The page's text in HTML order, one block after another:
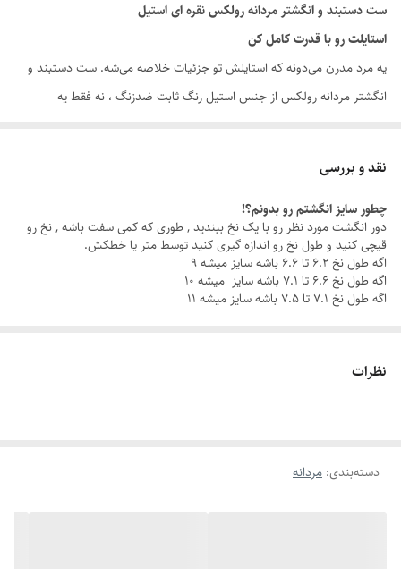
رولکس
ست دستبند و انگشتر مردانه رولکس نقره ای استیل
استایلت رو با قدرت کامل کن
یه مرد مدرن می‌دونه که استایلش تو جزئیات خلاصه می‌شه. ست دستبند و
انگشتر مردانه رولکس از جنس استیل رنگ ثابت ضدزنگ ، نه فقط یه
با این ست مردانه شیک ، چه تو یه جلسه کاری باشی، چه تو یه قرار دوستانه،
همیشه یه قدم از بقیه جلوتری.
چرا این ست خاصه؟
دستبند غیر قابل تنظیم
نقد و بررسی
چطور سایز انگشتم رو بدونم؟!
دور انگشت مورد نظر رو با یک نخ ببندید , طوری که کمی سفت باشه , نخ رو
قیچی کنید و طول نخ رو اندازه گیری کنید توسط متر یا خطکش.
اگه طول نخ ۶.۲ تا ۶.۶ باشه سایز میشه ۹
اگه طول نخ ۶.۶ تا ۷.۱ باشه سایز میشه ۱۰
اگه طول نخ ۷.۱ تا ۷.۵ باشه سایز میشه ۱۱
نظرات
دسته‌بندی: مردانه